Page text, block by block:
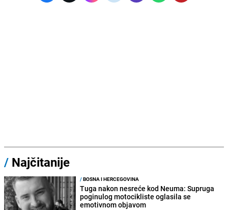
/ Najčitanije
/BOSNA I HERCEGOVINA
Tuga nakon nesreće kod Neuma: Supruga
poginulog motocikliste oglasila se
emotivnom objavom